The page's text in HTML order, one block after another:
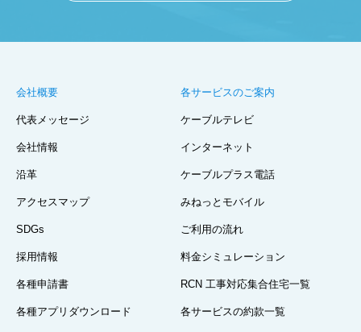
会社概要
代表メッセージ
会社情報
沿革
アクセスマップ
SDGs
採用情報
各種申請書
各種アプリダウンロード
各サービスのご案内
ケーブルテレビ
インターネット
ケーブルプラス電話
みねっとモバイル
ご利用の流れ
料金シミュレーション
RCN 工事対応集合住宅一覧
各サービスの約款一覧